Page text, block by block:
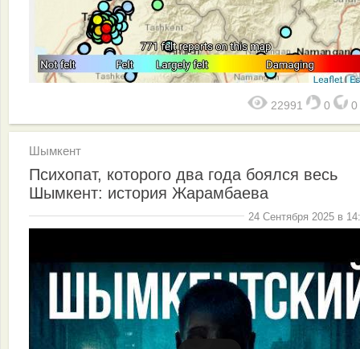
22991 0 0
Шымкент
Психопат, которого два года боялся весь
Шымкент: история Жарамбаева
24 Сентября 2025 в